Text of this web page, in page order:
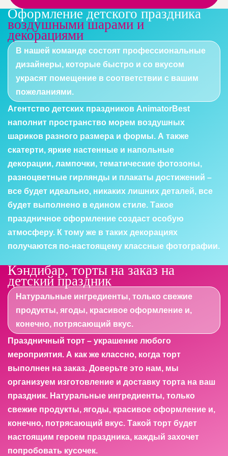
Оформление детского праздника
воздушными шарами и
декорациями
В нашей команде состоят профессиональные
дизайнеры, которые быстро и со вкусом
украсят помещение в соответствии с вашим
пожеланиями.
Агентство детских праздников AnimatorBest
наполнит пространство морем воздушных
шариков разного размера и формы. А также
скатерти, яркие настенные и напольные
декорации, лампочки, тематические фотозоны,
разноцветные гирлянды и плакаты достижений –
все будет идеально, никаких лишних деталей, все
будет выполнено в едином стиле. Такое
праздничное оформление создаст особую
атмосферу. К тому же в таких декорациях
получаются по-настоящему классные фотографии.
Кэндибар, торты на заказ на
детский праздник
Натуральные ингредиенты, только свежие
продукты, ягоды, красивое оформление и,
конечно, потрясающий вкус.
Праздничный торт – украшение любого
мероприятия. А как же классно, когда торт
выполнен на заказ. Доверьте это нам, мы
организуем изготовление и доставку торта на ваш
праздник. Натуральные ингредиенты, только
свежие продукты, ягоды, красивое оформление и,
конечно, потрясающий вкус. Такой торт будет
настоящим героем праздника, каждый захочет
попробовать кусочек.